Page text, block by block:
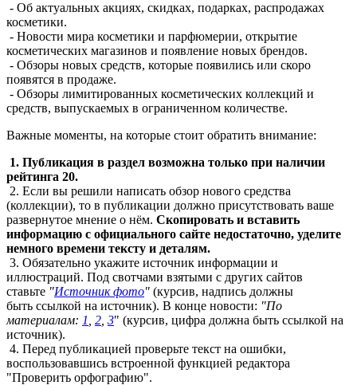
- Об актуальных акциях, скидках, подарках, распродажах
косметики.
- Новости мира косметики и парфюмерии, открытие
косметических магазинов и появление новых брендов.
- Обзоры новых средств, которые появились или скоро
появятся в продаже.
- Обзоры лимитированных косметических коллекций и
средств, выпускаемых в ограниченном количестве.
Важные моменты, на которые стоит обратить внимание:
1. Публикация в раздел возможна только при наличии
рейтинга 20.
2. Если вы решили написать обзор нового средства
(коллекции), то в публикации должно присутствовать ваше
развернутое мнение о нём. Скопировать и вставить
информацию с официального сайте недостаточно, уделите
немного времени тексту и деталям.
3. Обязательно укажите источник информации и
иллюстраций. Под свотчами взятыми с других сайтов
ставьте "Источник фото" (курсив, надпись должны
быть ссылкой на источник). В конце новости: "По
материалам: 1 2 3" (курсив, цифра должна быть ссылкой на
источник).
4. Перед публикацией проверьте текст на ошибки,
воспользовавшись встроенной функцией редактора
"Проверить орфографию".